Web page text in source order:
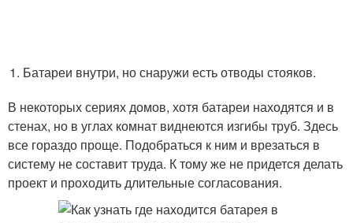
Батареи внутри, но снаружи есть отводы стояков.
В некоторых сериях домов, хотя батареи находятся и в
стенах, но в углах комнат виднеются изгибы труб. Здесь
все гораздо проще. Подобраться к ним и врезаться в
систему не составит труда. К тому же не придется делать
проект и проходить длительные согласования.